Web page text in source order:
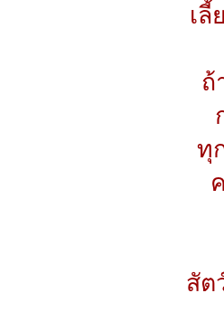
เ
ถ้
ทุ
สัต